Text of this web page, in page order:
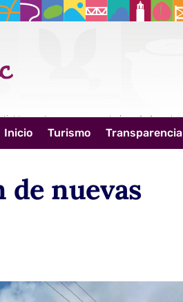
Inicio Turismo Transparencia
de nuevas